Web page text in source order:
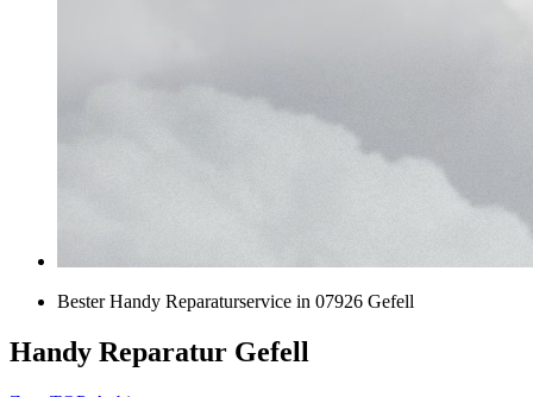
Bester Handy Reparaturservice in 07926 Gefell
Handy Reparatur Gefell